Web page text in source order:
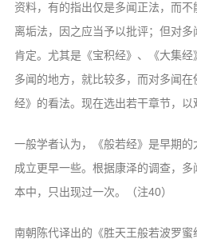
资料，有的指出仅是多闻正法，而
离垢法，因之应当予以批评；但对
肯定。尤其是《宝积经》、《大集经
多闻的地方，就比较多，而对多闻
经》的看法。现在选出若干章节，以
一般学者认为，《般若经》是早期
成立更早一些。根据康泽的调查，
本中，只出现过一次。（注40）
南朝陈代译出的《胜天王般若波罗